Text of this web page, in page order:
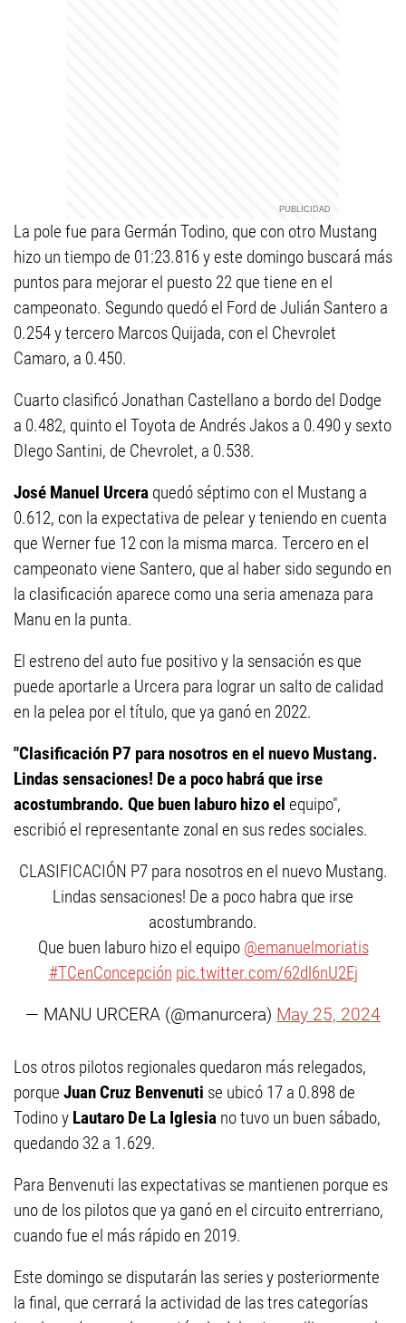
La pole fue para Germán Todino, que con otro Mustang
hizo un tiempo de 01:23.816 y este domingo buscará más
puntos para mejorar el puesto 22 que tiene en el
campeonato. Segundo quedó el Ford de Julián Santero a
0.254 y tercero Marcos Quijada, con el Chevrolet
Camaro, a 0.450.
Cuarto clasificó Jonathan Castellano a bordo del Dodge
a 0.482, quinto el Toyota de Andrés Jakos a 0.490 y sexto
DIego Santini, de Chevrolet, a 0.538.
José Manuel Urcera quedó séptimo con el Mustang a
0.612, con la expectativa de pelear y teniendo en cuenta
que Werner fue 12 con la misma marca. Tercero en el
campeonato viene Santero, que al haber sido segundo en
la clasificación aparece como una seria amenaza para
Manu en la punta.
El estreno del auto fue positivo y la sensación es que
puede aportarle a Urcera para lograr un salto de calidad
en la pelea por el título, que ya ganó en 2022.
"Clasificación P7 para nosotros en el nuevo Mustang.
Lindas sensaciones! De a poco habrá que irse
acostumbrando. Que buen laburo hizo el equipo",
escribió el representante zonal en sus redes sociales.
CLASIFICACIÓN P7 para nosotros en el nuevo Mustang.
Lindas sensaciones! De a poco habra que irse
acostumbrando.
Que buen laburo hizo el equipo @emanuelmoriatis
#TCenConcepción pic.twitter.com/62dl6nU2Ej
— MANU URCERA (@manurcera) May 25, 2024
Los otros pilotos regionales quedaron más relegados,
porque Juan Cruz Benvenuti se ubicó 17 a 0.898 de
Todino y Lautaro De La Iglesia no tuvo un buen sábado,
quedando 32 a 1.629.
Para Benvenuti las expectativas se mantienen porque es
uno de los pilotos que ya ganó en el circuito entrerriano,
cuando fue el más rápido en 2019.
Este domingo se disputarán las series y posteriormente
la final, que cerrará la actividad de las tres categorías